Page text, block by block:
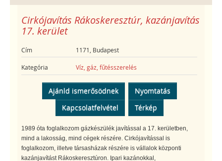
Cirkójavítás Rákoskeresztúr, kazánjavítás
17. kerület
Cím 1171, Budapest
Kategória Víz, gáz, fűtésszerelés
Ajánld ismerősödnek
Nyomtatás
Kapcsolatfelvétel
Térkép
1989 óta foglalkozom gázkészülék javítással a 17. kerületben,
mind a lakosság, mind cégek részére. Cirkójavítással is
foglalkozom, illetve társasházak részére is vállalok központi
kazánjavítást Rákoskeresztúron. Ipari kazánokkal,